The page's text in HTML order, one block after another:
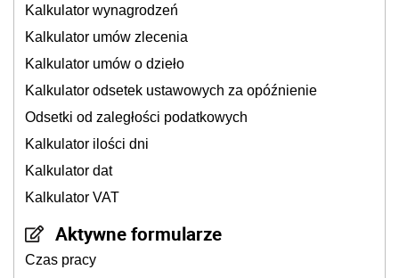
Kalkulator wynagrodzeń
Kalkulator umów zlecenia
Kalkulator umów o dzieło
Kalkulator odsetek ustawowych za opóźnienie
Odsetki od zaległości podatkowych
Kalkulator ilości dni
Kalkulator dat
Kalkulator VAT
Aktywne formularze
Czas pracy